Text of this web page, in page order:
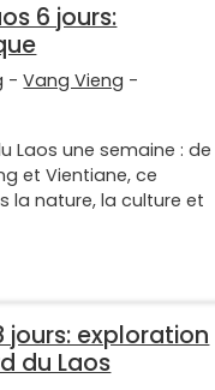
6 jours:
-Vang Vieng -
Laos une semaine : de
et Vientiane, ce
la nature, la culture et
jours: exploration
du Laos